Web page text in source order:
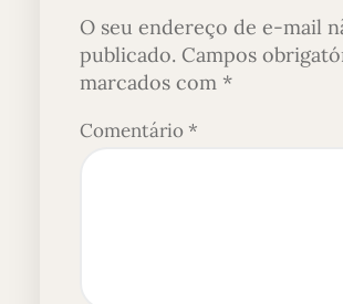
O seu endereço de e-mail
publicado. Campos
marcados com *
Comentário*